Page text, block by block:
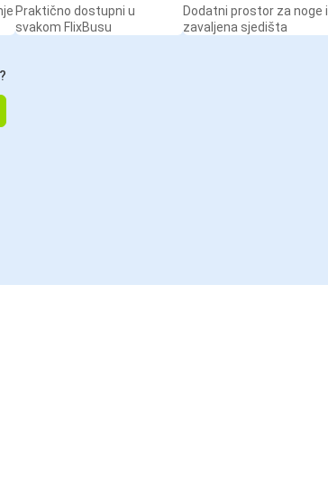
Praktično dostupni u
svakom FlixBusu
Dodatni prostor za noge i
zavaljena sjedišta